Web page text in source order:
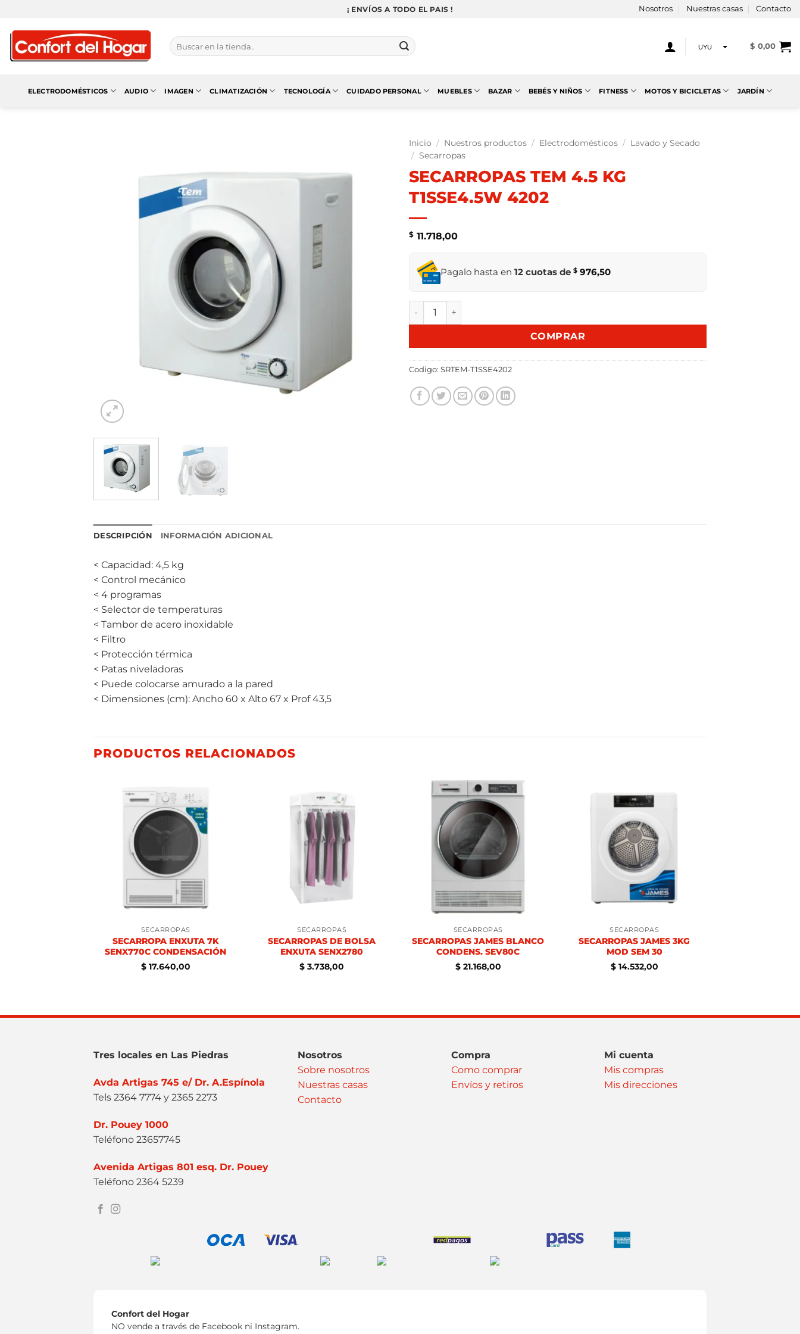
contenido
¡ ENVÍOS A TODO EL PAIS ! Nosotros Nuestras casas Contacto
Buscar
por:
UYU $ 0,00
ELECTRODOMÉSTICOS AUDIO IMAGEN CLIMATIZACIÓN TECNOLOGÍA CUIDADO PERSONAL MUEBLES BAZAR BEBÉS Y NIÑOS FITNESS MOTOS Y BICICLETAS JARDÍN
Inicio / Nuestros productos / Electrodomésticos / Lavado y Secado
/ Secarropas
SECARROPAS TEM 4.5 KG
T1SSE4.5W 4202
$ 11.718,00
Pagalo hasta en 12 cuotas de $ 976,50
SECARROPAS TEM 4.5 KG T1SSE4.5W 4202 cantidad
COMPRAR
Codigo: SRTEM-T1SSE4202
DESCRIPCIÓN INFORMACIÓN ADICIONAL
< Capacidad: 4,5 kg
< Control mecánico
< 4 programas
< Selector de temperaturas
< Tambor de acero inoxidable
< Filtro
< Protección térmica
< Patas niveladoras
< Puede colocarse amurado a la pared
< Dimensiones (cm): Ancho 60 x Alto 67 x Prof 43,5
PRODUCTOS RELACIONADOS
SECARROPAS
SECARROPA ENXUTA 7K
SENX770C CONDENSACIÓN
$17.640,00
SECARROPAS
SECARROPAS DE BOLSA
ENXUTA SENX2780
$ 3.738,00
SECARROPAS
SECARROPAS JAMES BLANCO
CONDENS. SEV80C
$21.168,00
SECARROPAS
SECARROPAS JAMES 3KG
MOD SEM 30
$14.532,00
Tres locales en Las Piedras
Avda Artigas 745 e/ Dr. A.Espínola
Tels 2364 7774 y 2365 2273
Dr. Pouey 1000
Teléfono 23657745
Avenida Artigas 801 esq. Dr. Pouey
Teléfono 2364 5239
Nosotros
Sobre nosotros
Nuestras casas
Contacto
Compra
Como comprar
Envíos y retiros
Mi cuenta
Mis compras
Mis direcciones
Confort del Hogar
NO vende a través de Facebook ni Instagram.